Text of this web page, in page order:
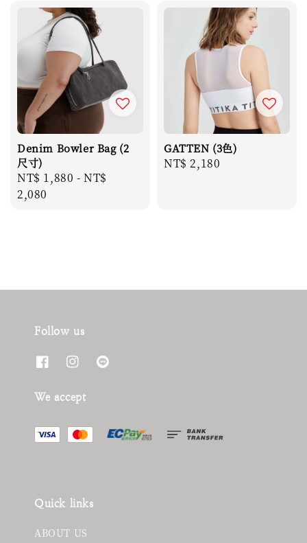
Denim Bowler Bag (2
尺寸)
Regular
price
NT$ 1,880 -NT$
2,080
GATTEN (3色)
Regular
NT$ 2,180
Follow us
We accept
Quick links
ABOUT US